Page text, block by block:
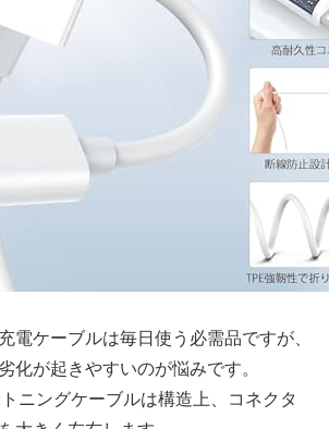
電ケーブルは毎日使う必需品ですが、
化が起きやすいのが悩みです。
ニングケーブルは構造上、コネクタ